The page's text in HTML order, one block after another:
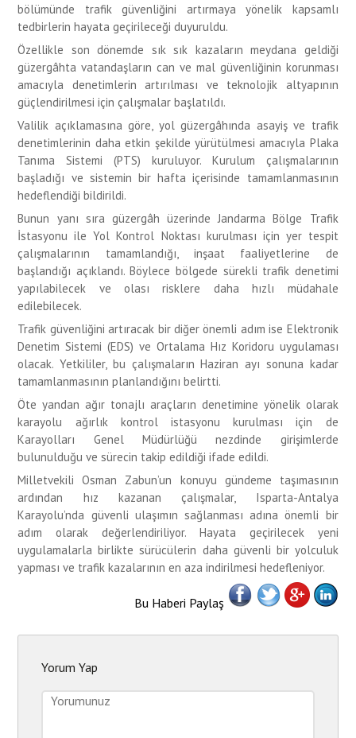
bölümünde trafik güvenliğini artırmaya yönelik kapsamlı
tedbirlerin hayata geçirileceği duyuruldu.
Özellikle son dönemde sık sık kazaların meydana geldiği
güzergâhta vatandaşların can ve mal güvenliğinin korunması
amacıyla denetimlerin artırılması ve teknolojik altyapının
güçlendirilmesi için çalışmalar başlatıldı.
Valilik açıklamasına göre, yol güzergâhında asayiş ve trafik
denetimlerinin daha etkin şekilde yürütülmesi amacıyla Plaka
Tanıma Sistemi (PTS) kuruluyor. Kurulum çalışmalarının
başladığı ve sistemin bir hafta içerisinde tamamlanmasının
hedeflendiği bildirildi.
Bunun yanı sıra güzergâh üzerinde Jandarma Bölge Trafik
İstasyonu ile Yol Kontrol Noktası kurulması için yer tespit
çalışmalarının tamamlandığı, inşaat faaliyetlerine de
başlandığı açıklandı. Böylece bölgede sürekli trafik denetimi
yapılabilecek ve olası risklere daha hızlı müdahale
edilebilecek.
Trafik güvenliğini artıracak bir diğer önemli adım ise Elektronik
Denetim Sistemi (EDS) ve Ortalama Hız Koridoru uygulaması
olacak. Yetkililer, bu çalışmaların Haziran ayı sonuna kadar
tamamlanmasının planlandığını belirtti.
Öte yandan ağır tonajlı araçların denetimine yönelik olarak
karayolu ağırlık kontrol istasyonu kurulması için de
Karayolları Genel Müdürlüğü nezdinde girişimlerde
bulunulduğu ve sürecin takip edildiği ifade edildi.
Milletvekili Osman Zabun’un konuyu gündeme taşımasının
ardından hız kazanan çalışmalar, Isparta-Antalya
Karayolu’nda güvenli ulaşımın sağlanması adına önemli bir
adım olarak değerlendiriliyor. Hayata geçirilecek yeni
uygulamalarla birlikte sürücülerin daha güvenli bir yolculuk
yapması ve trafik kazalarının en aza indirilmesi hedefleniyor.
Bu Haberi Paylaş
Yorum Yap